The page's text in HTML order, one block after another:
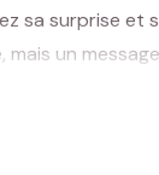
sa surprise et
un
à